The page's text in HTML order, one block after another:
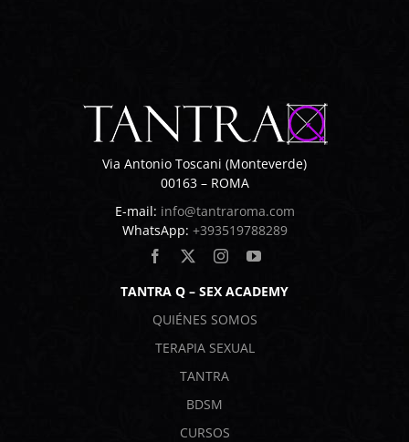
Via Antonio Toscani (Monteverde)
00163 – ROMA
E-mail: info@tantraroma.com
WhatsApp: +393519788289
TANTRA Q – SEX ACADEMY
QUIÉNES SOMOS
TERAPIA SEXUAL
TANTRA
BDSM
CURSOS